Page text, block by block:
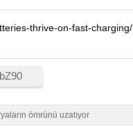
thrive-on-fast-charging/
ömrünü uzatıyor